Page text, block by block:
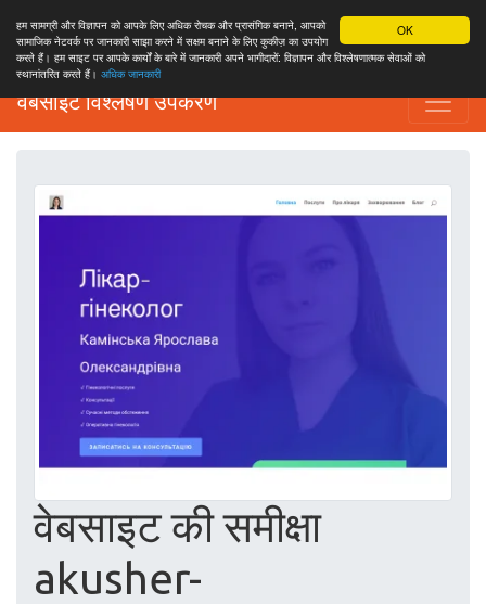
OK
हम सामग्री और विज्ञापन को आपके लिए अधिक रोचक और प्रासंगिक बनाने, आपको
सामाजिक नेटवर्क पर जानकारी साझा करने में सक्षम बनाने के लिए कुकीज़ का उपयोग
करते हैं। हम साइट पर आपके कार्यों के बारे में जानकारी अपने भागीदारों: विज्ञापन और विश्लेषणात्मक सेवाओं को
स्थानांतरित करते हैं। अधिक जानकारी
वेबसाइट विश्लेषण उपकरण
वेबसाइट की समीक्षा
akusher-